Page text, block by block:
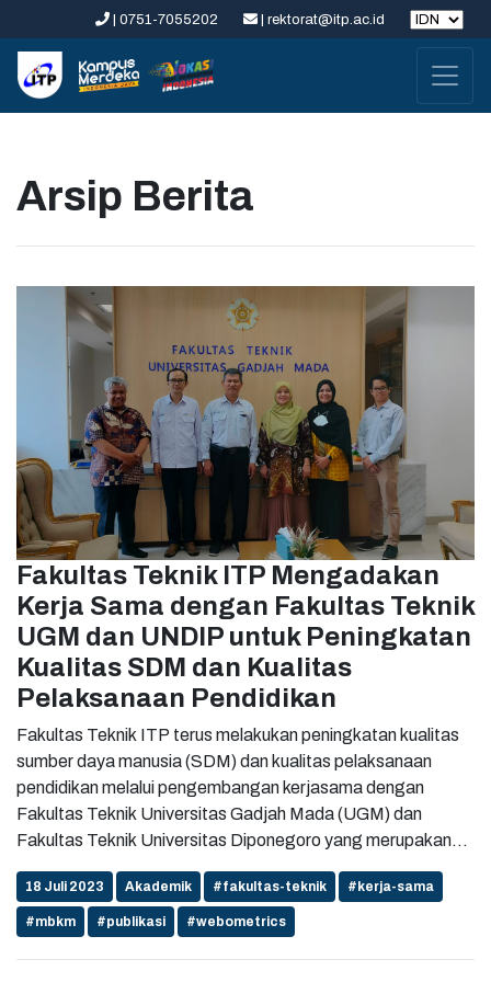
| 0751-7055202 | rektorat@itp.ac.id
Arsip Berita
Fakultas Teknik ITP Mengadakan
Kerja Sama dengan Fakultas Teknik
UGM dan UNDIP untuk Peningkatan
Kualitas SDM dan Kualitas
Pelaksanaan Pendidikan
Fakultas Teknik ITP terus melakukan peningkatan kualitas
sumber daya manusia (SDM) dan kualitas pelaksanaan
pendidikan melalui pengembangan kerjasama dengan
Fakultas Teknik Universitas Gadjah Mada (UGM) dan
Fakultas Teknik Universitas Diponegoro yang merupakan
kerjasama tersebut, pada tanggal 10 Juli 2023 Dekan
Fakultas Teknik, Maidiawati, Dr.Eng didampingi oleh
18 Juli 2023 Akademik #fakultas-teknik #kerja-sama
#mbkm #publikasi #webometrics